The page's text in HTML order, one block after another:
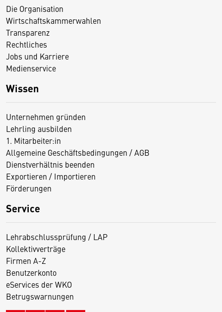
Die Organisation
Wirtschaftskammerwahlen
Transparenz
Rechtliches
Jobs und Karriere
Medienservice
Wissen
Unternehmen gründen
Lehrling ausbilden
1. Mitarbeiter:in
Allgemeine Geschäftsbedingungen / AGB
Dienstverhältnis beenden
Exportieren / Importieren
Förderungen
Service
Lehrabschlussprüfung / LAP
Kollektivverträge
Firmen A-Z
Benutzerkonto
eServices der WKO
Betrugswarnungen